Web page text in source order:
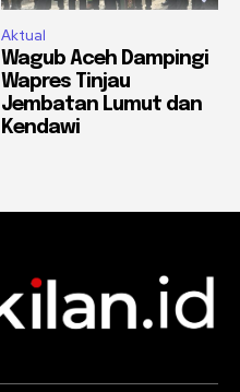
Aktual
Wagub Aceh Dampingi
Wapres Tinjau
Jembatan Lumut dan
Kendawi